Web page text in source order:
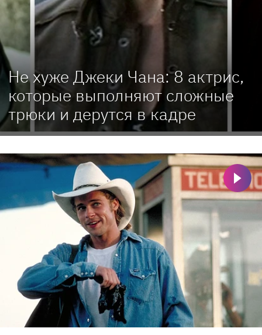
Не хуже Джеки Чана: 8 актрис,
которые выполняют сложные
трюки и дерутся в кадре